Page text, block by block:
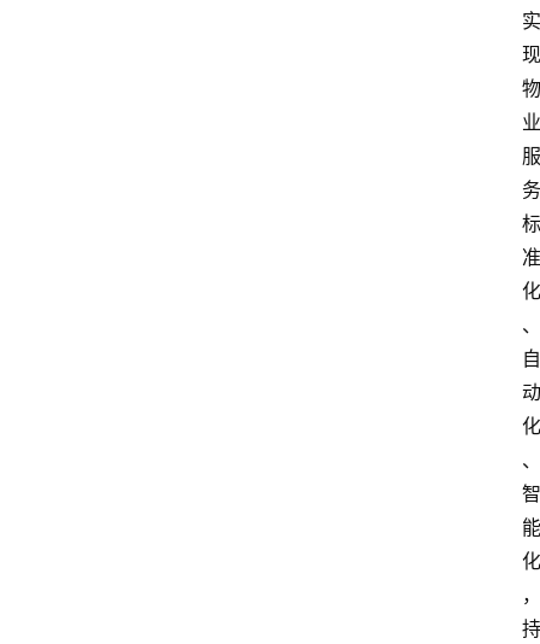
实
现
物
业
服
务
标
准
化
、
自
动
化
、
智
能
化
，
持